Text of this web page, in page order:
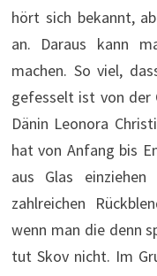
hört sich bekannt,
an. Daraus kann
machen. So viel,
gefesselt ist von der
Dänin Leonora
hat von Anfang bis
aus Glas
zahlreichen
wenn man die denn
tut Skov nicht. Im